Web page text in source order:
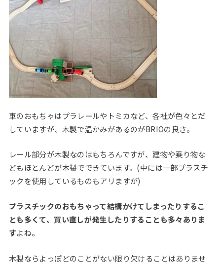
車のおもちゃはプラレールやトミカなど、各社が色々とだ
していますが、木製で温かみがあるのがBRIOの良さ。
レール部分が木製なのはもちろんですが、建物や乗り物な
どもほとんどが木製でできています。(中には一部プラスチ
ックを使用しているものもアリますが)
プラスチックのおもちゃって結構かけてしまったりするこ
とも多くて、買い直しが発生したりすることも多々ありま
すよね。
木製ならよっぽどのことがない限り欠けることはありませ